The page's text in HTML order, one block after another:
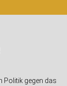
Politik gegen das